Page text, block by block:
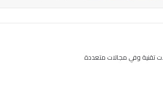
تقنية وفي مجالات متعددة